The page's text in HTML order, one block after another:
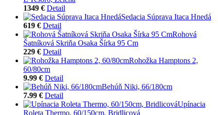
1349 € Detail
Sedacia Súprava Itaca Hnedá
619 € Detail
Rohová
Šatníková Skriňa Osaka Šírka 95 Cm
229 € Detail
Rohožka Hamptons 2,
60/80cm
9.99 € Detail
Behúň Niki, 66/180cm
7.99 € Detail
Upínacia
Roleta Thermo, 60/150cm, Bridlicová